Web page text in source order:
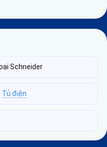
Schneider
Tủ điện